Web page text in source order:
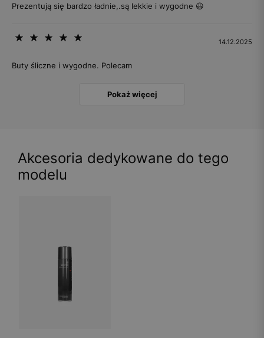
Prezentują się bardzo ładnie,.są lekkie i wygodne 😃
14.12.2025
Buty śliczne i wygodne. Polecam
Pokaż więcej
Akcesoria dedykowane do tego
modelu